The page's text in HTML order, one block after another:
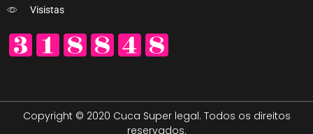
Visistas
Copyright © 2020 Cuca Super legal. Todos os direitos
reservados.